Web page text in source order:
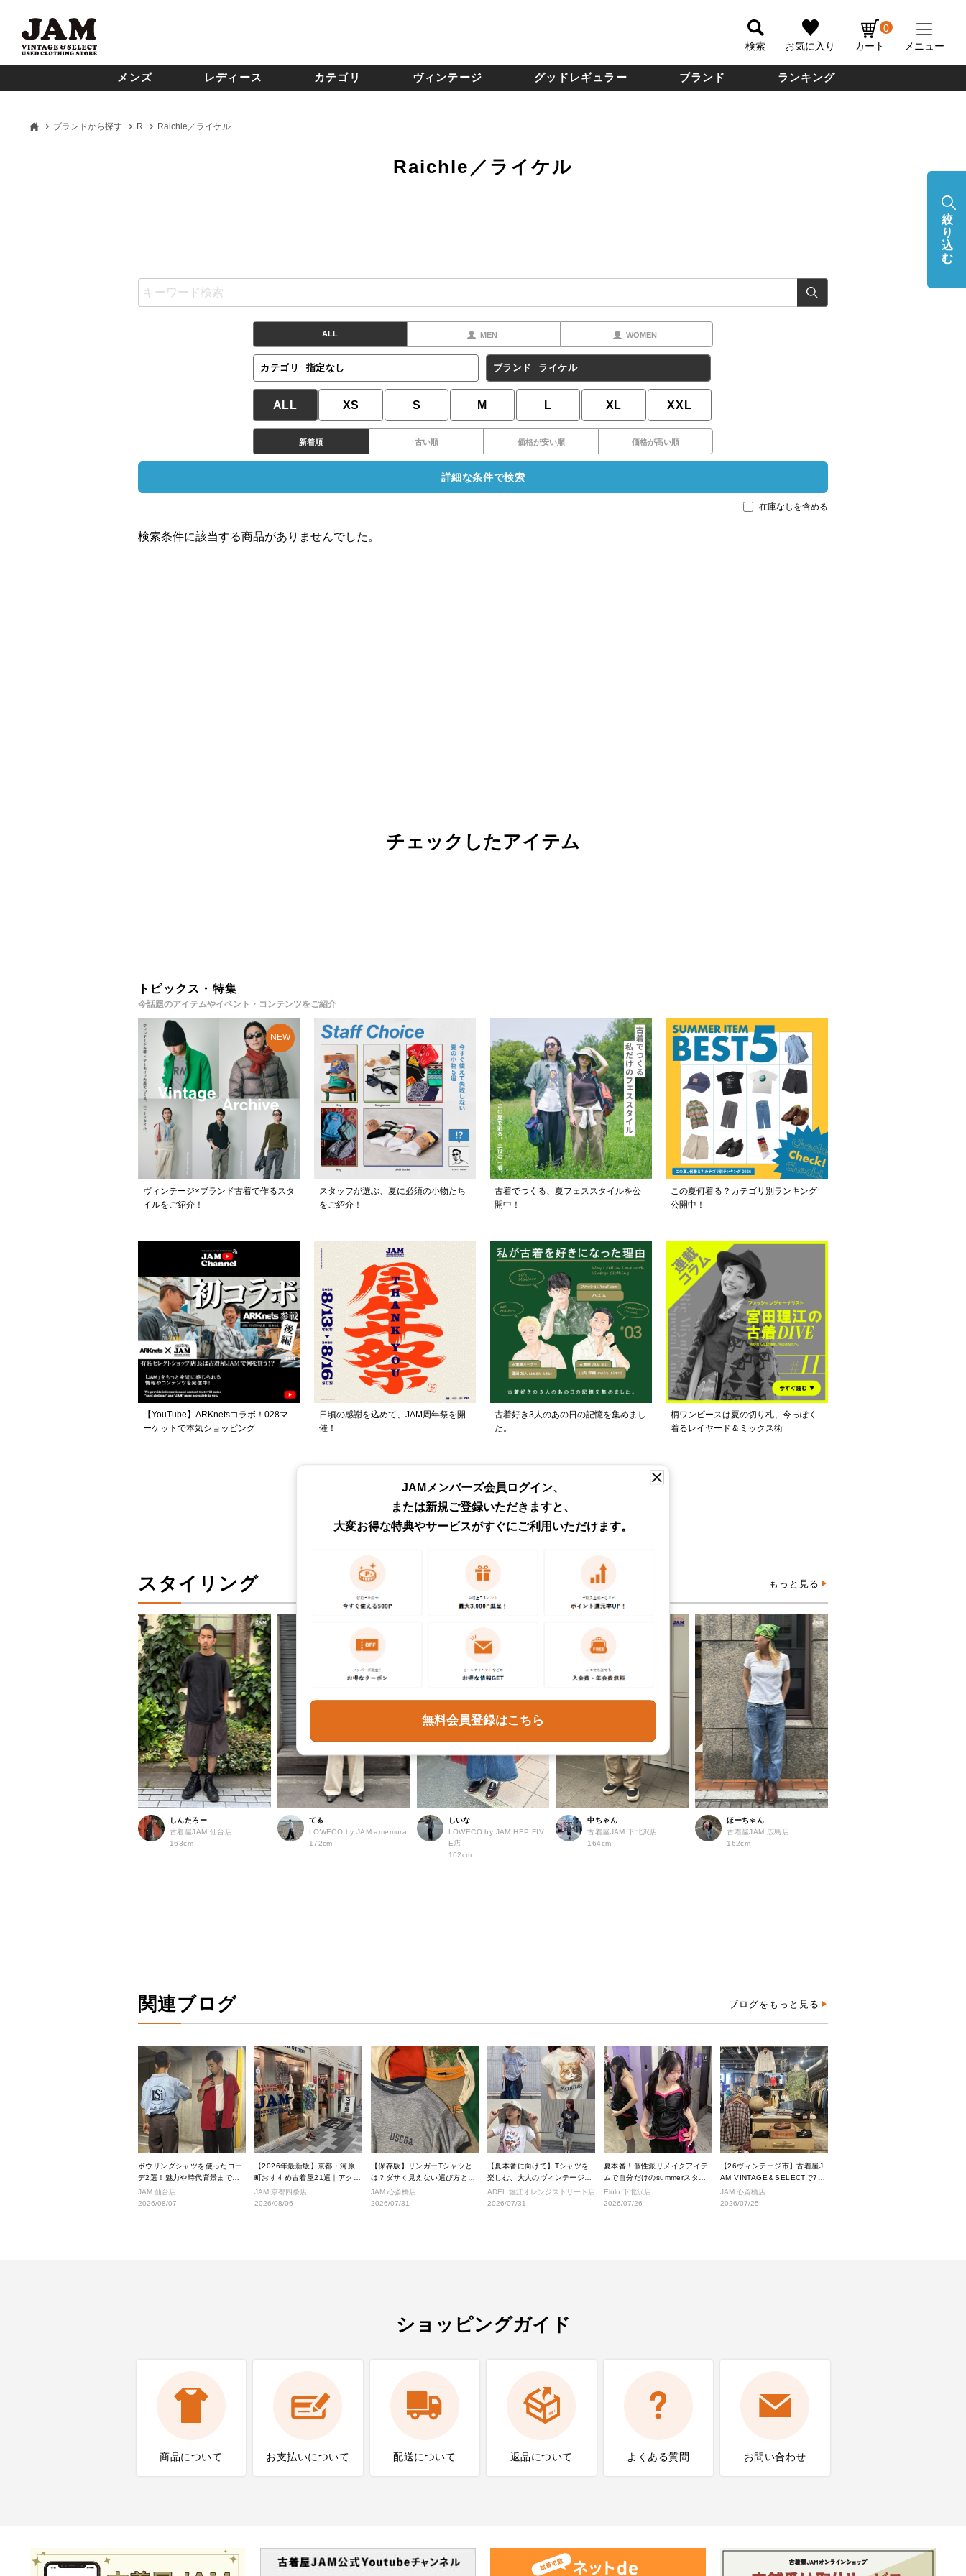
検索 お気に入り カート
0
メニュー
メンズ レディース カテゴリ ヴィンテージ グッドレギュラー ブランド ランキング
ブランドから探す R Raichle／ライケル
Raichle／ライケル
ALL MEN WOMEN
カテゴリ 指定なし ブランド ライケル
ALL XS S M L XL XXL
新着順 古い順 価格が安い順 価格が高い順
詳細な条件で検索
在庫なしを含める
検索条件に該当する商品がありませんでした。
チェックしたアイテム
トピックス・特集
今話題のアイテムやイベント・コンテンツをご紹介
ヴィンテージ×ブランド古着で作るスタ
イルをご紹介！
スタッフが選ぶ、夏に必須の小物たち
をご紹介！
古着でつくる、夏フェススタイルを公
開中！
この夏何着る？カテゴリ別ランキング
公開中！
【YouTube】ARKnetsコラボ！028マ
ーケットで本気ショッピング
日頃の感謝を込めて、JAM周年祭を開
催！
古着好き3人のあの日の記憶を集めまし
た。
柄ワンピースは夏の切り札、今っぽく
着るレイヤード＆ミックス術
トピックス・特集をもっと見る
スタイリング もっと見る
しんたろー
古着屋JAM 仙台店
163cm
てる
LOWECO by JAM amemura
172cm
しいな
LOWECO by JAM HEP FIV
E店
162cm
中ちゃん
古着屋JAM 下北沢店
164cm
ほーちゃん
古着屋JAM 広島店
162cm
関連ブログ ブログをもっと見る
ボウリングシャツを使ったコー
デ2選！魅力や時代背景までご
紹介
JAM 仙台店
2026/08/07
【2026年最新版】京都・河原
町おすすめ古着屋21選｜アクセ
ス良好な絶対行くべきショップ
厳選！
JAM 京都四条店
2026/08/06
【保存版】リンガーTシャツと
は？ダサく見えない選び方と着
こなし完全ガイド
JAM 心斎橋店
2026/07/31
【夏本番に向けて】Tシャツを
楽しむ、大人のヴィンテージス
タイル
ADEL 堀江オレンジストリート店
2026/07/31
夏本番！個性派リメイクアイテ
ムで自分だけのsummerスタイ
ルへ！
Elulu 下北沢店
2026/07/26
【26ヴィンテージ市】古着屋J
AM VINTAGE＆SELECTで7月
に入荷されるヴィンテージアイ
テムをご紹介。
JAM 心斎橋店
2026/07/25
ショッピングガイド
商品について お支払いについて 配送について 返品について よくある質問 お問い合わせ
絞
り
込
む
JAMメンバーズ会員ログイン、
または新規ご登録いただきますと、
大変お得な特典やサービスがすぐにご利用いただけます。
無料会員登録はこちら